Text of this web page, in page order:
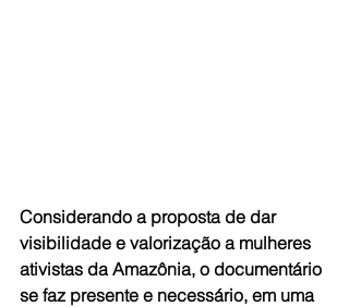
Considerando a proposta de dar
visibilidade e valorização a mulheres
ativistas da Amazônia, o documentário
se faz presente e necessário, em uma